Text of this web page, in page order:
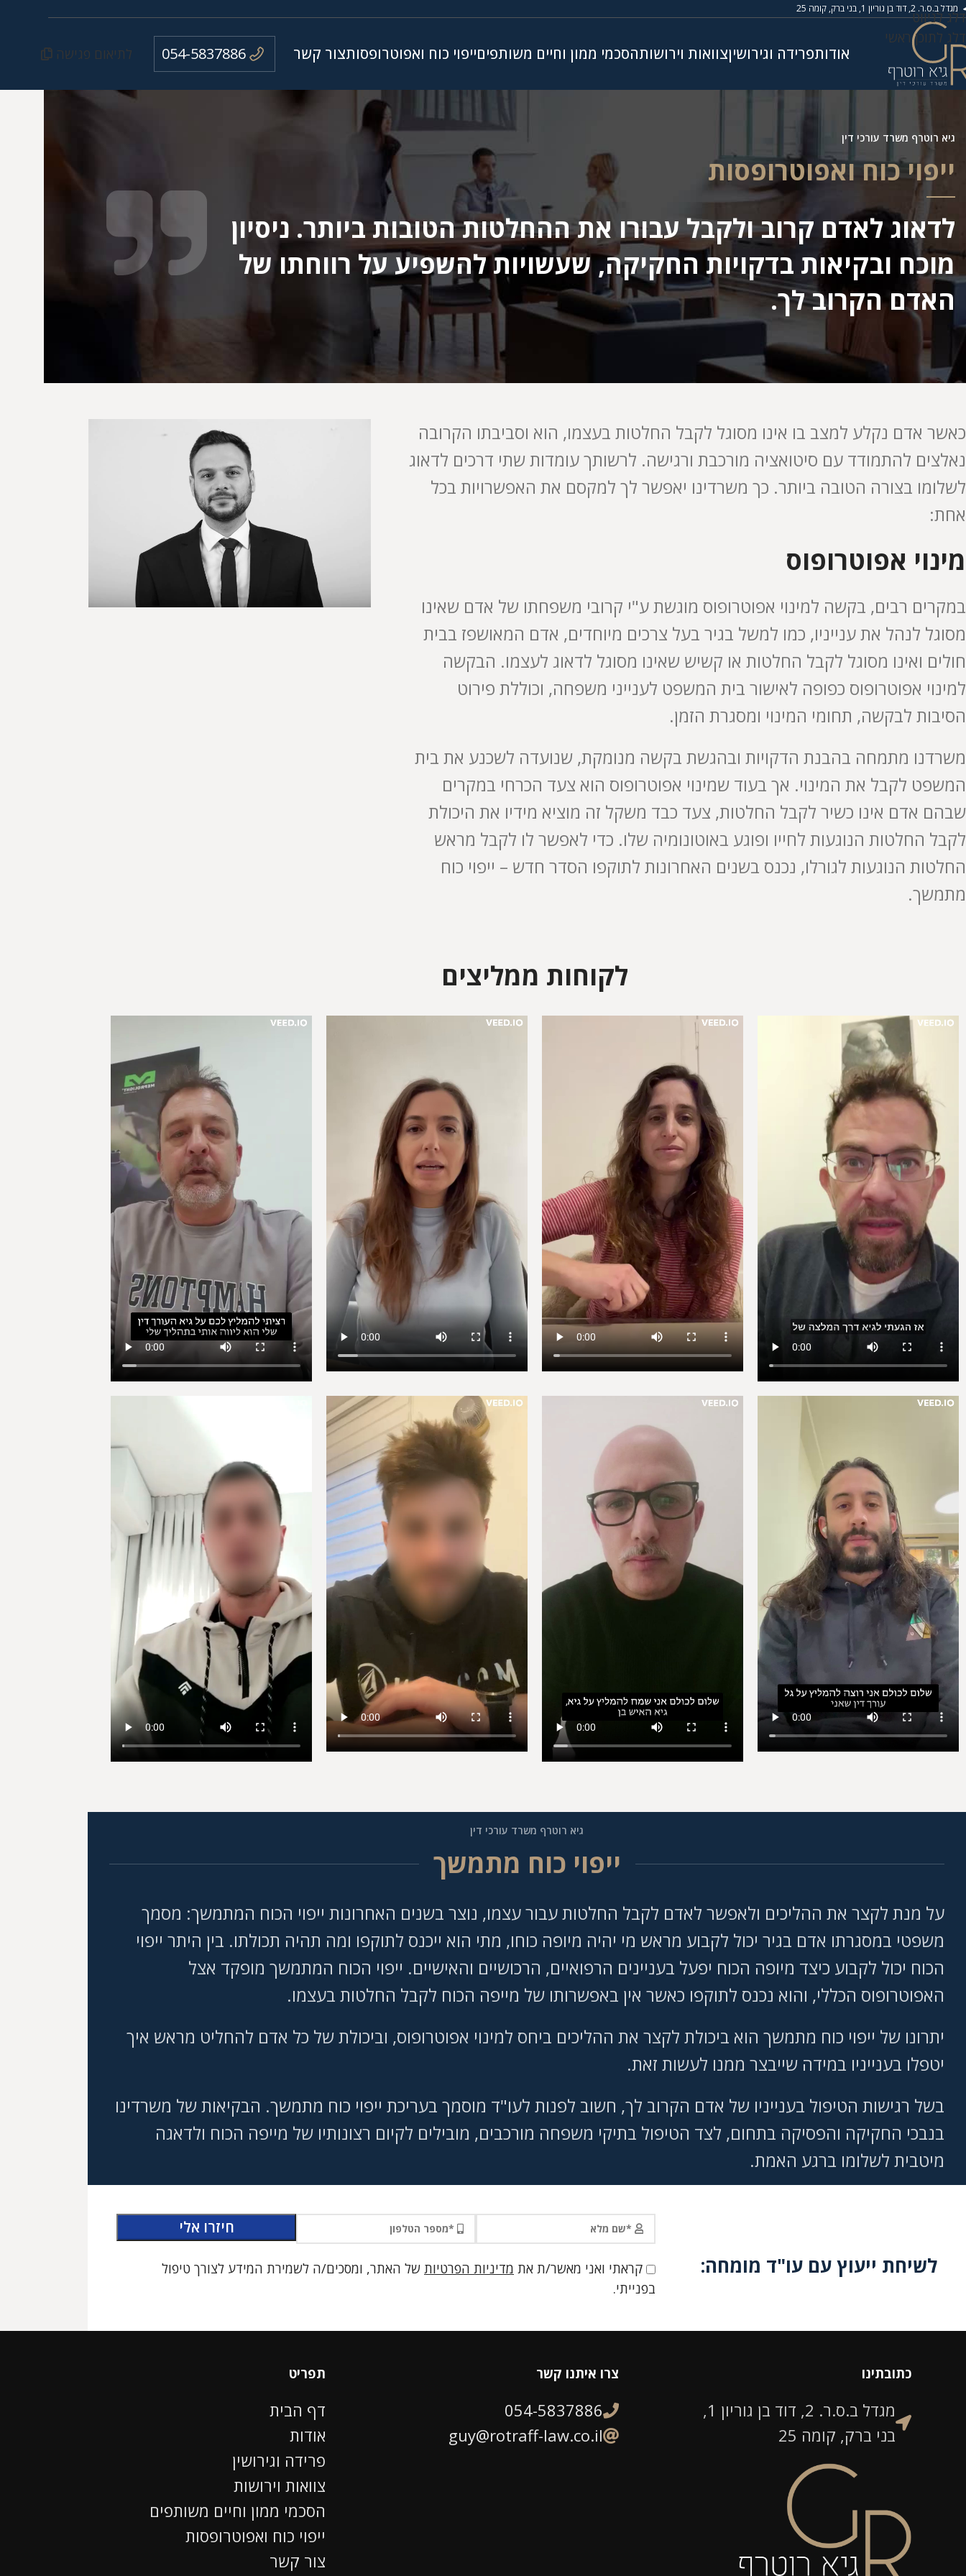
דלג לניווט
דלג לתוכן ראשי
מגדל ב.ס.ר. 2, דוד בן גוריון 1, בני ברק, קומה 25
אודותפרידה וגירושיןצוואות וירושותהסכמי ממון וחיים משותפיםייפוי כוח ואפוטרופסותצור קשר 054-5837886 לתיאום פגישה
גיא רוטרף משרד עורכי דין
ייפוי כוח ואפוטרופסות
לדאוג לאדם קרוב ולקבל עבורו את ההחלטות הטובות ביותר. ניסיון
מוכח ובקיאות בדקויות החקיקה, שעשויות להשפיע על רווחתו של
האדם הקרוב לך.
כאשר אדם נקלע למצב בו אינו מסוגל לקבל החלטות בעצמו, הוא וסביבתו הקרובה
נאלצים להתמודד עם סיטואציה מורכבת ורגישה. לרשותך עומדות שתי דרכים לדאוג
לשלומו בצורה הטובה ביותר. כך משרדינו יאפשר לך למקסם את האפשרויות בכל
אחת:
מינוי אפוטרופוס
במקרים רבים, בקשה למינוי אפוטרופוס מוגשת ע"י קרובי משפחתו של אדם שאינו
מסוגל לנהל את ענייניו, כמו למשל בגיר בעל צרכים מיוחדים, אדם המאושפז בבית
חולים ואינו מסוגל לקבל החלטות או קשיש שאינו מסוגל לדאוג לעצמו. הבקשה
למינוי אפוטרופוס כפופה לאישור בית המשפט לענייני משפחה, וכוללת פירוט
הסיבות לבקשה, תחומי המינוי ומסגרת הזמן.
משרדנו מתמחה בהבנת הדקויות ובהגשת בקשה מנומקת, שנועדה לשכנע את בית
המשפט לקבל את המינוי. אך בעוד שמינוי אפוטרופוס הוא צעד הכרחי במקרים
שבהם אדם אינו כשיר לקבל החלטות, צעד כבד משקל זה מוציא מידיו את היכולת
לקבל החלטות הנוגעות לחייו ופוגע באוטונומיה שלו. כדי לאפשר לו לקבל מראש
החלטות הנוגעות לגורלו, נכנס בשנים האחרונות לתוקפו הסדר חדש – ייפוי כוח
מתמשך.
לקוחות ממליצים
גיא רוטרף משרד עורכי דין
ייפוי כוח מתמשך
על מנת לקצר את ההליכים ולאפשר לאדם לקבל החלטות עבור עצמו, נוצר בשנים האחרונות ייפוי הכוח המתמשך: מסמך
משפטי במסגרתו אדם בגיר יכול לקבוע מראש מי יהיה מיופה כוחו, מתי הוא ייכנס לתוקפו ומה תהיה תכולתו. בין היתר ייפוי
הכוח יכול לקבוע כיצד מיופה הכוח יפעל בעניינים הרפואיים, הרכושיים והאישיים. ייפוי הכוח המתמשך מופקד אצל
האפוטרופוס הכללי, והוא נכנס לתוקפו כאשר אין באפשרותו של מייפה הכוח לקבל החלטות בעצמו.
יתרונו של ייפוי כוח מתמשך הוא ביכולת לקצר את ההליכים ביחס למינוי אפוטרופוס, וביכולת של כל אדם להחליט מראש איך
יטפלו בענייניו במידה שייבצר ממנו לעשות זאת.
בשל רגישות הטיפול בענייניו של אדם הקרוב לך, חשוב לפנות לעו"ד מוסמך בעריכת ייפוי כוח מתמשך. הבקיאות של משרדינו
בנבכי החקיקה והפסיקה בתחום, לצד הטיפול בתיקי משפחה מורכבים, מובילים לקיום רצונותיו של מייפה הכוח ולדאגה
מיטבית לשלומו ברגע האמת.
לשיחת ייעוץ עם עו"ד מומחה: קראתי ואני מאשר/ת את מדיניות הפרטיות של האתר, ומסכים/ה לשמירת המידע לצורך טיפול
בפנייתי.
כתובתינו
מגדל ב.ס.ר. 2, דוד בן גוריון 1,
בני ברק, קומה 25
צרו איתנו קשר
054-5837886
guy@rotraff-law.co.il
תפריט
דף הבית
אודות
פרידה וגירושין
צוואות וירושות
הסכמי ממון וחיים משותפים
ייפוי כוח ואפוטרופסות
צור קשר